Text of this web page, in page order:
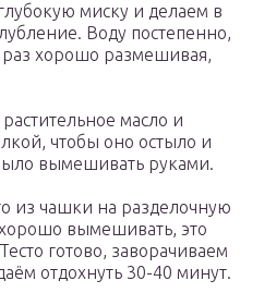
миску и делаем в
Воду постепенно,
раз хорошо размешивая,
масло и
чтобы оно остыло и
вымешивать руками.
из чашки на разделочную
вымешивать, это
готово, заворачиваем
отдохнуть 30-40 минут.